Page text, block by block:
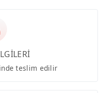
teslim edilir